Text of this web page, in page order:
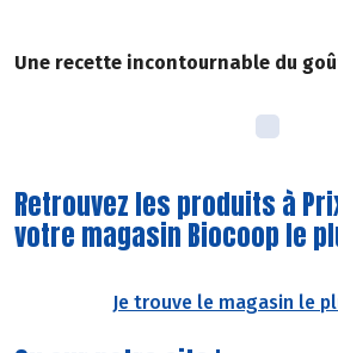
Une recette incontournable du
Retrouvez les produits à
votre magasin Biocoop le
Je trouve le magasin le